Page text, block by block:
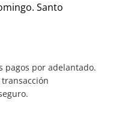
Santo
pagos por adelantado.